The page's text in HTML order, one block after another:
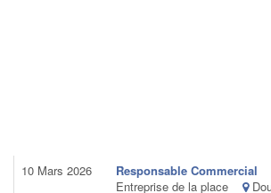
10 Mars 2026
Responsable Commercial
Entreprise de la place